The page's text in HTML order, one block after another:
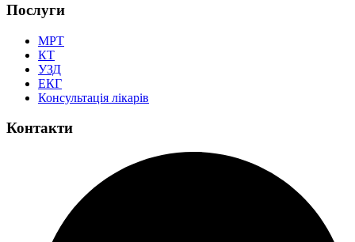
Послуги
МРТ
КТ
УЗД
ЕКГ
Консультація лікарів
Контакти